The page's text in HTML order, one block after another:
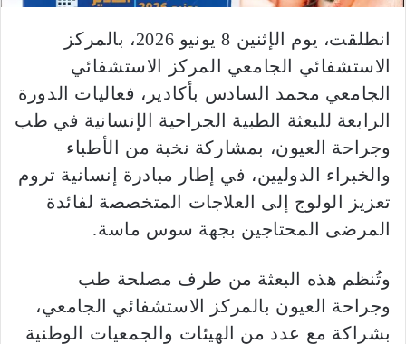
انطلقت، يوم الإثنين 8 يونيو 2026، بالمركز
الاستشفائي الجامعي المركز الاستشفائي
الجامعي محمد السادس بأكادير، فعاليات الدورة
الرابعة للبعثة الطبية الجراحية الإنسانية في طب
وجراحة العيون، بمشاركة نخبة من الأطباء
والخبراء الدوليين، في إطار مبادرة إنسانية تروم
تعزيز الولوج إلى العلاجات المتخصصة لفائدة
المرضى المحتاجين بجهة سوس ماسة.
وتُنظم هذه البعثة من طرف مصلحة طب
وجراحة العيون بالمركز الاستشفائي الجامعي،
بشراكة مع عدد من الهيئات والجمعيات الوطنية